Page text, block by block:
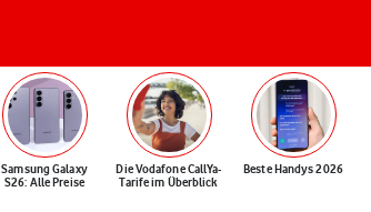
Samsung Galaxy
S26: Alle Preise
Die Vodafone CallYa-
Tarife im Überblick
Beste Handys 2026